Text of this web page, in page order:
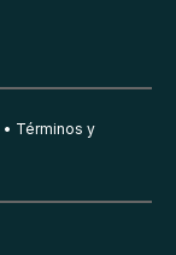
Términos y